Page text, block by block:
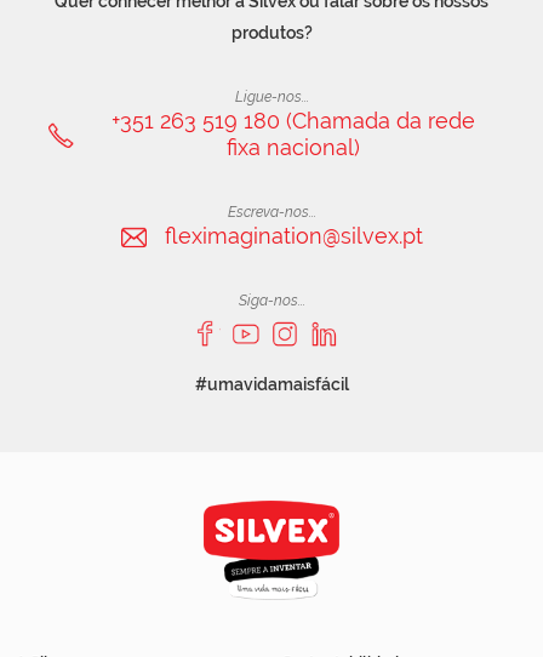
produtos?
Ligue-nos...
+351 263 519 180 (Chamada da rede
fixa nacional)
Escreva-nos...
fleximagination@silvex.pt
Siga-nos...
#umavidamaisfácil